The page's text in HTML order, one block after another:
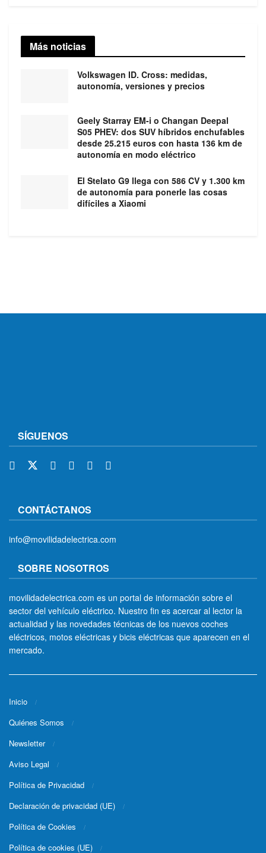
Más noticias
Volkswagen ID. Cross: medidas,
autonomía, versiones y precios
Geely Starray EM-i o Changan Deepal
S05 PHEV: dos SUV híbridos enchufables
desde 25.215 euros con hasta 136 km de
autonomía en modo eléctrico
El Stelato G9 llega con 586 CV y 1.300 km
de autonomía para ponerle las cosas
difíciles a Xiaomi
SÍGUENOS
CONTÁCTANOS
info@movilidadelectrica.com
SOBRE NOSOTROS
movilidadelectrica.com es un portal de información sobre el
sector del vehículo eléctrico. Nuestro fin es acercar al lector la
actualidad y las novedades técnicas de los nuevos coches
eléctricos, motos eléctricas y bicis eléctricas que aparecen en el
mercado.
Inicio
Quiénes Somos
Newsletter
Aviso Legal
Política de Privacidad
Declaración de privacidad (UE)
Política de Cookies
Política de cookies (UE)